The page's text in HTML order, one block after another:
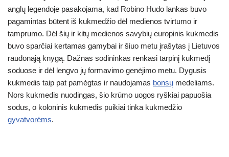
ss
e
n
g
er
at
s
A
p
p
er e
gr
a
m
c
e
b
o
o
k
ar
e
anglų legendoje pasakojama, kad Robino Hudo lankas buvo
pagamintas būtent iš kukmedžio dėl medienos tvirtumo ir
tamprumo. Dėl šių ir kitų medienos savybių europinis kukmedis
buvo sparčiai kertamas gamybai ir šiuo metu įrašytas į Lietuvos
raudonąją knygą. Dažnas sodininkas renkasi tarpinį kukmedį
soduose ir dėl lengvo jų formavimo genėjimo metu. Dygusis
kukmedis taip pat pamėgtas ir naudojamas bonsų medeliams.
Nors kukmedis nuodingas, šio krūmo uogos ryškiai papuošia
sodus, o koloninis kukmedis puikiai tinka kukmedžio
gyvatvorėms.